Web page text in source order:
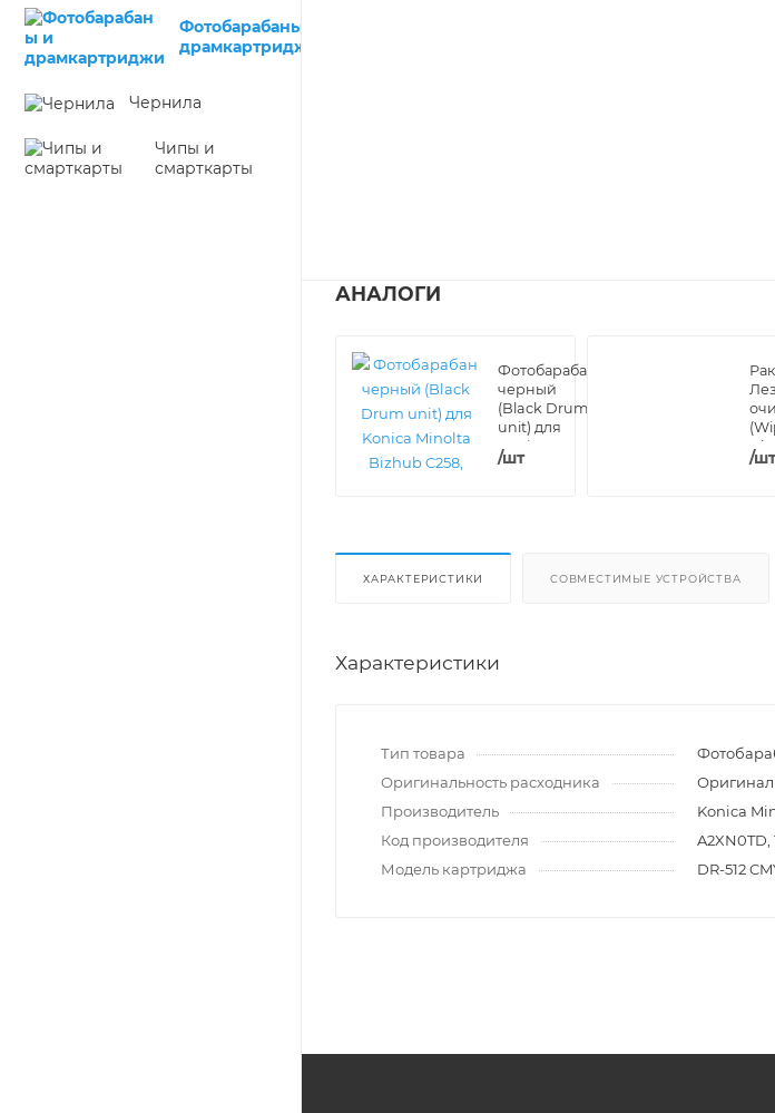
Фотобарабаны и
драмкартриджи
Чернила
Чипы и
смарткарты
АНАЛОГИ
Фотобарабан
черный
(Black Drum
unit) для
Konica
Minolta
313K) (DV)
/шт
для
/шт
ХАРАКТЕРИСТИКИ СОВМЕСТИМЫЕ УСТРОЙСТВА
Характеристики
Тип товара
Оригинальность расходника
Оригинал
Производитель
Konica
Код производителя
A2XN0TD,
Модель картриджа
DR-512